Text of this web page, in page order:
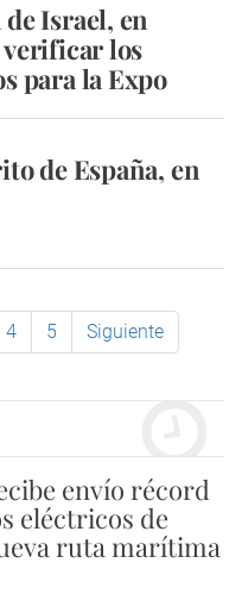
Israel, en
los
para la Expo
de España, en
4 5 Siguiente
envío récord
eléctricos de
ruta marítima